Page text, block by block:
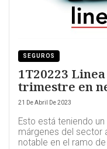
SEGUROS
1T20223
trimestre en
21 De Abril De 2023
Esto está teniendo
márgenes del sector
notable en el ramo